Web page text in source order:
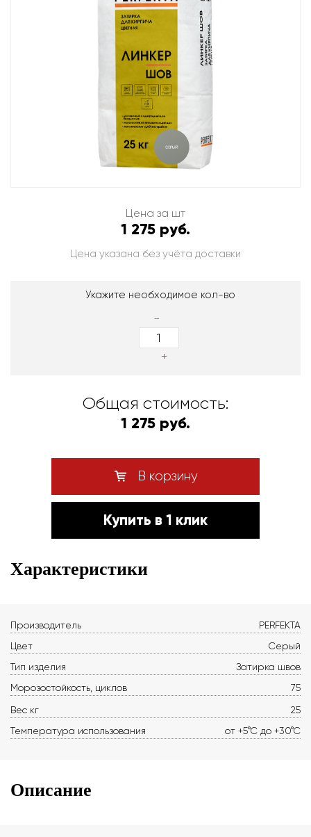
Цена за шт
1 275 руб.
Цена указана без учёта доставки
Укажите необходимое кол-во
-
+
Общая стоимость:
1 275 руб.
В корзину
Купить в 1 клик
Характеристики
Производитель
PERFEKTA
Цвет
Серый
Тип изделия
Затирка швов
Морозостойкость, циклов
75
Вес кг
25
Температура использования
от +5°С до +30°С
Описание